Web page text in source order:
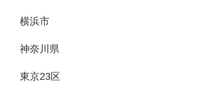
横浜市
神奈川県
東京23区